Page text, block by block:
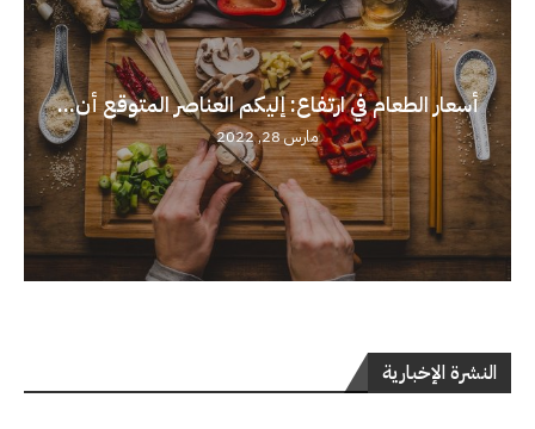
أسعار الطعام في ارتفاع: إليكم العناصر المتوقع أن...
مارس 28, 2022
النشرة الإخبارية